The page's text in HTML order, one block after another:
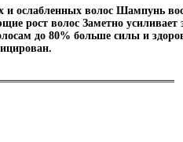
волос Шампунь
рост волос Заметно
до 80% больше силы и